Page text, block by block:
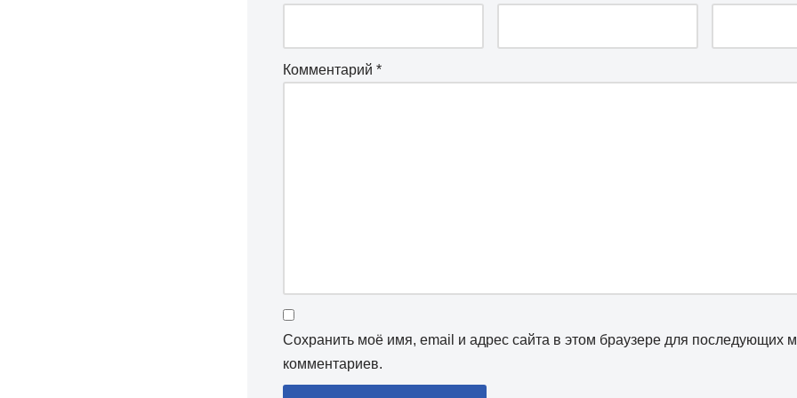
Комментарий *
Сохранить моё имя, email и адрес сайта в этом браузере для последующих
комментариев.